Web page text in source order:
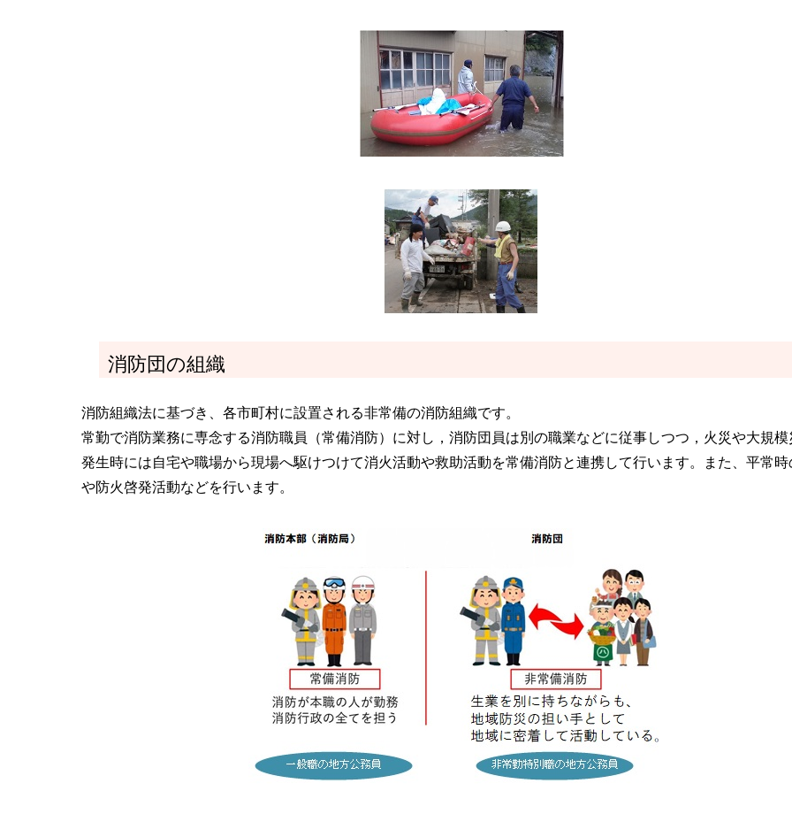
消防団の組織
消防組織法に基づき、各市町村に設置される非常備の消防組織です。
常勤で消防業務に専念する消防職員（常備消防）に対し，消防団員は別の職業などに従事しつつ，火災や大規模
発生時には自宅や職場から現場へ駆けつけて消火活動や救助活動を常備消防と連携して行います。また、平常時
や防火啓発活動などを行います。